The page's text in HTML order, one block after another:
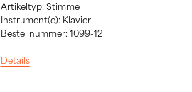
Artikeltyp: Stimme
Instrument(e): Klavier
Bestellnummer: 1099-12
Details